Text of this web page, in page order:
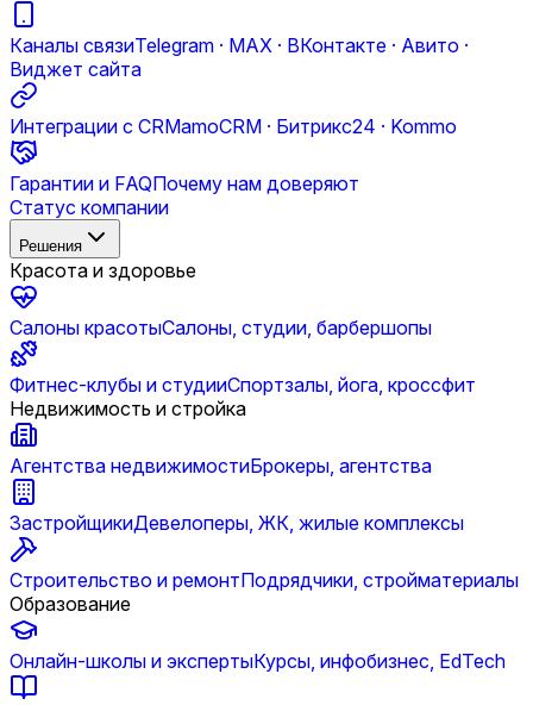
Каналы связиTelegram · MAX · ВКонтакте · Авито ·
Виджет сайта
Интеграции с CRMamoCRM · Битрикс24 · Kommo
Гарантии и FAQПочему нам доверяют
Статус компании
Решения
Красота и здоровье
Салоны красотыСалоны, студии, барбершопы
Фитнес-клубы и студииСпортзалы, йога, кроссфит
Недвижимость и стройка
Агентства недвижимостиБрокеры, агентства
ЗастройщикиДевелоперы, ЖК, жилые комплексы
Строительство и ремонтПодрядчики, стройматериалы
Образование
Онлайн-школы и экспертыКурсы, инфобизнес, EdTech